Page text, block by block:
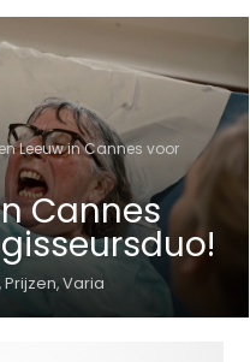
Leeuw in Cannes voor
Cannes
,Prijzen,Varia